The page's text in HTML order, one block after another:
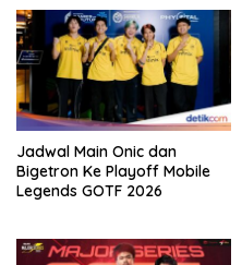
Jadwal Main Onic dan
Bigetron Ke Playoff Mobile
Legends GOTF 2026